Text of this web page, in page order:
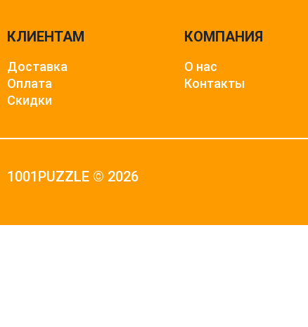
КЛИЕНТАМ
Доставка
Оплата
Скидки
КОМПАНИЯ
О нас
Контакты
1001PUZZLE © 2026